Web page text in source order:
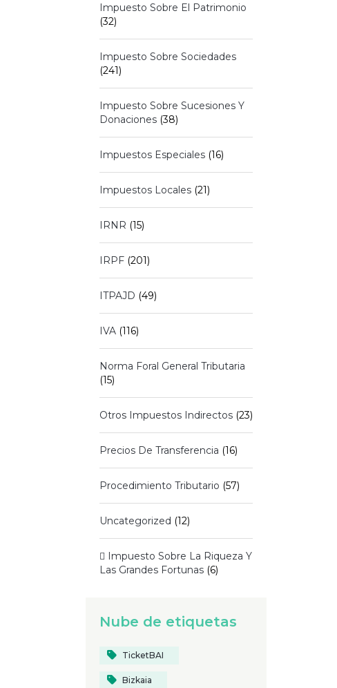
Impuesto Sobre El Patrimonio
(32)
Impuesto Sobre Sociedades
(241)
Impuesto Sobre Sucesiones Y
Donaciones(38)
Impuestos Especiales(16)
Impuestos Locales(21)
IRNR (15)
IRPF(201)
ITPAJD (49)
IVA(116)
Norma Foral General Tributaria
(15)
Otros Impuestos Indirectos(23)
Precios De Transferencia (16)
Procedimiento Tributario (57)
Uncategorized (12)
 Impuesto Sobre La Riqueza Y
Las Grandes Fortunas(6)
Nube de etiquetas
TicketBAI
Bizkaia